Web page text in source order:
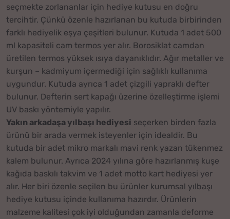
seçmekte zorlananlar için hediye kutusu en doğru
tercihtir. Çünkü özenle hazırlanan bu kutuda birbirinden
farklı hediyelik eşya çeşitleri bulunur. Kutuda 1 adet 500
ml kapasiteli cam termos yer alır. Borosiklat camdan
üretilen termos yüksek ısıya dayanıklıdır. Ağır metaller ve
kurşun – kadmiyum içermediği için sağlıklı kullanıma
uygundur. Kutuda ayrıca 1 adet çizgili yapraklı defter
bulunur. Defterin sert kapağı üzerine özelleştirme işlemi
UV baskı yöntemiyle yapılır.
Yakın arkadaşa yılbaşı hediyesi seçerken birden fazla
ürünü bir arada vermek isteyenler için idealdir. Bu
kutuda bir adet mikro markalı mavi renk yazan tükenmez
kalem bulunur. Ayrıca 2024 yılına göre hazırlanmış kuşe
kağıda baskılı takvim ve 1 adet motto kart hediyesi yer
alır. Her biri özenle seçilen bu ürünler kurumsal yılbaşı
hediye kutusu içinde kullanıma hazırdır. Ürünlerin
malzeme kalitesi çok iyi olduğundan zamanla deforme